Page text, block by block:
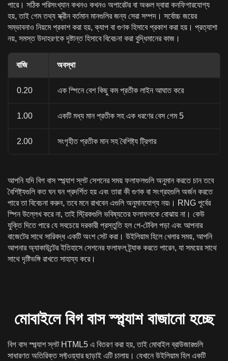
পারে। সঠিক পরিসংখ্যান কখনও কখনও অপারেটর বা অঞ্চল দ্বারা কনফিগারযোগ্য
হয়, তাই গেম তথ্য স্ক্রীন বর্তমান মানগুলির জন্য সেরা সম্পদ। সর্বোচ্চ জয়ের
সম্ভাবনাও নিয়মে প্রকাশ করা হয়, ক্যাপ বা গুণক হিসাবে প্রকাশ করা হয়। প্রত্যাশা
নয়, সমস্ত উদাহরণকে দৃষ্টান্ত হিসাবে বিবেচনা করা বুদ্ধিমানের কাজ।
বাজি অবস্থা
0.20 এক স্পিনে বেশ কিছু কম প্রতীক লাইন আঘাত করে
1.00 একটি মধ্য মান প্রতীক সহ এক ধরণের বেস গেম 5
2.00 সংগৃহীত প্রতীক মান সহ বৈশিষ্ট্য ট্রিগার
আপনি যদি বিগ বাস স্প্ল্যাশ স্লট সেশনের সময় ফলাফলগুলি অনুমান করতে চান তবে
বৈশিষ্ট্যগুলি কত ঘন ঘন প্রদর্শিত হয় এবং তারা কী গুণক বা সংগ্রহগুলি অর্জন করতে
পারে তা বিবেচনা করুন, তবে মনে রাখবেন এগুলি অনুমানযোগ্য নয়৷। RNG পূর্বের
স্পিন উল্লেখ করে না, তাই স্ট্রিকগুলি ভবিষ্যতের ফলাফলকে বোঝায় না। কেউ
যুক্তি দিতে পারে যে সবচেয়ে দরকারী প্রস্তুতি হল পে-টেবিল পড়া এবং আপনার
বাজেটের সাথে সারিবদ্ধ একটি অংশ সেট করা। উইলিয়াম হিলে খেলার সময়, আপনি
আপনার অ্যাকাউন্টের ইতিহাসে সেশনের ফলাফল ট্র্যাক করতে পারেন, যা সময়ের সাথে
সাথে দৃষ্টিভঙ্গি রাখতে সাহায্য করে।
মোবাইলে বিগ বাস স্প্ল্যাশ বাজানো হচ্ছে
বিগ বাস স্প্ল্যাশ স্লট HTML5 এ বিতরণ করা হয়, তাই মোবাইল ব্রাউজারগুলি
সাধারণত অতিরিক্ত সফ্টওয়্যার ছাড়াই এটি চালায়। যেখানে উইলিয়াম হিল একটি